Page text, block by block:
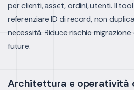
per clienti, asset, ordini, utenti. Il
referenziare ID di record, non
necessità. Riduce rischio
future.
Architettura e operatività